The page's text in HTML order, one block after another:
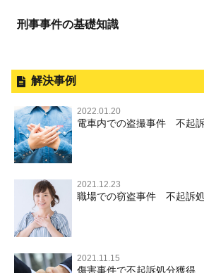
業務妨害
淫行・援助交際
公然わいせつ，わいせつ
行勧誘罪
児童ポルノ・リベンジポ
危険ドラッグ
危険運転行為等
自転車事故
ストーカー事件
銃刀法違反
逮捕後、早急な釈放・保釈を望むとき
無実・無罪の証明をしたい
被害者との示談を円満に進めるためには
刑事事件で被疑者を不起訴処分にする
事件を秘密にするためにとるべき行動と
事件別－暴力事件
暴行・傷害
殺人
過失致死・過失傷害
脅迫・強要
逮捕・監禁
略取・誘拐・人身売買
器物損壊
業務妨害
性犯罪 TOP
痴漢
盗撮，のぞき
不同意わいせつ（旧：強制わいせつ，
監護者わいせつ
不同意性交等・監護者性交等
淫行・援助交際
公然わいせつ罪，わいせつ物頒布罪，
事件別－財産犯
財産犯 TOP
窃盗罪
詐欺罪
恐喝罪
事件別－薬物事件
薬物事件 TOP
覚せい剤
大麻
麻薬及び向精神薬
危険ドラッグ
事件別－交通違反・交通事故
交通違反・交通事故 TOP
人身事故・死亡事故
ひき逃げ・当て逃げ
無免許運転
その他
その他 TOP
刑事事件の基礎知識
外国人事件の手続きと特色
刑事裁判の概要・手続
公務員の逮捕・刑事事件
控訴・上告
国選弁護士と私選弁護士の違い
裁判員裁判
司法取引・刑事免責
取調べの注意点
解決事例
2022.01.20
電車内での盗撮事件 不起
2021.12.23
職場での窃盗事件 不起訴
2021.11.15
傷害事件で不起訴処分獲得